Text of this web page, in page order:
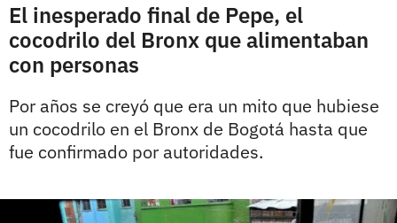
El inesperado final de Pepe, el
cocodrilo del Bronx que alimentaban
con personas
Por años se creyó que era un mito que hubiese
un cocodrilo en el Bronx de Bogotá hasta que
fue confirmado por autoridades.